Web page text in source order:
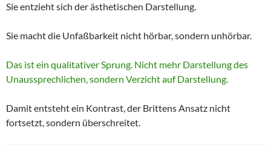
Sie entzieht sich der ästhetischen Darstellung.
Sie macht die Unfaßbarkeit nicht hörbar, sondern unhörbar.
Das ist ein qualitativer Sprung. Nicht mehr Darstellung des
Unaussprechlichen, sondern Verzicht auf Darstellung.
Damit entsteht ein Kontrast, der Brittens Ansatz nicht
fortsetzt, sondern überschreitet.